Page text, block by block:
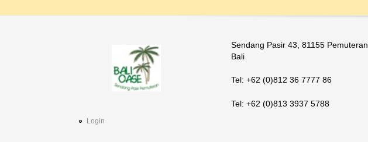
Login
Sendang Pasir 43, 81155 Pemuteran,
Bali
Tel: +62 (0)812 36 7777 86
Tel: +62 (0)813 3937 5788